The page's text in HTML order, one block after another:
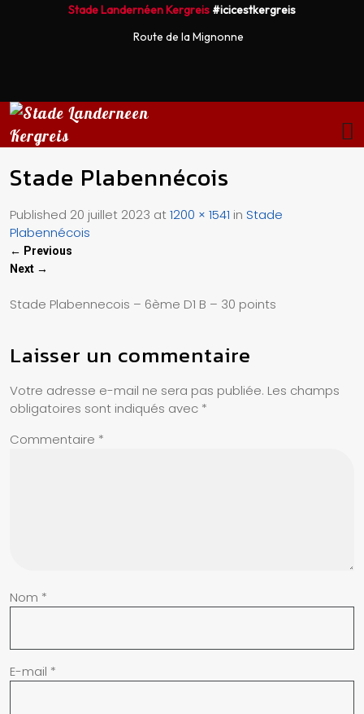
Stade Landernéen Kergreis #icicestkergreis
Route de la Mignonne
Stade Plabennécois
Published 20 juillet 2023 at 1200 × 1541 in Stade
Plabennécois
← Previous
Next →
Stade Plabennecois – 6ème D1 B – 30 points
Laisser un commentaire
Votre adresse e-mail ne sera pas publiée. Les champs
obligatoires sont indiqués avec *
Commentaire *
Nom *
E-mail *